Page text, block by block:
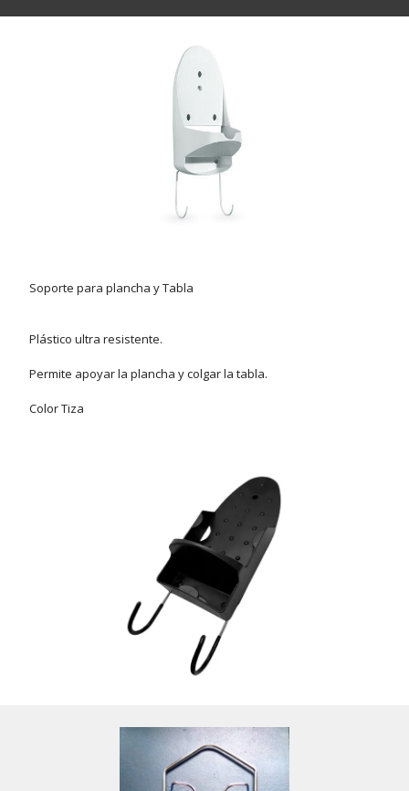
Soporte para plancha y Tabla
Plástico ultra resistente.
Permite apoyar la plancha y colgar la tabla.
Color Tiza